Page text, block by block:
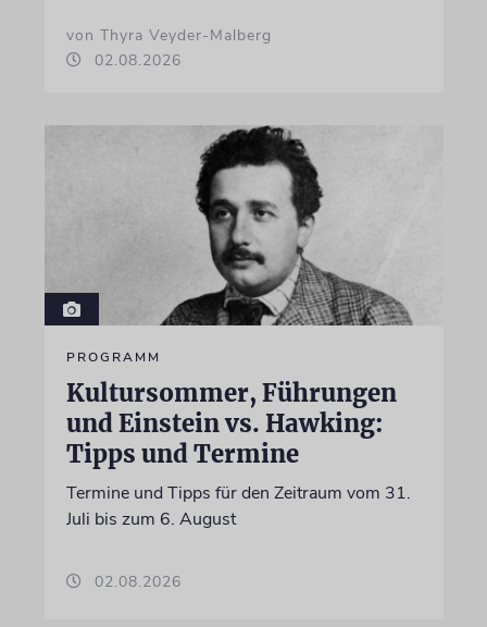
von Thyra Veyder-Malberg
02.08.2026
PROGRAMM
Kultursommer, Führungen
und Einstein vs. Hawking:
Tipps und Termine
Termine und Tipps für den Zeitraum vom 31.
Juli bis zum 6. August
02.08.2026